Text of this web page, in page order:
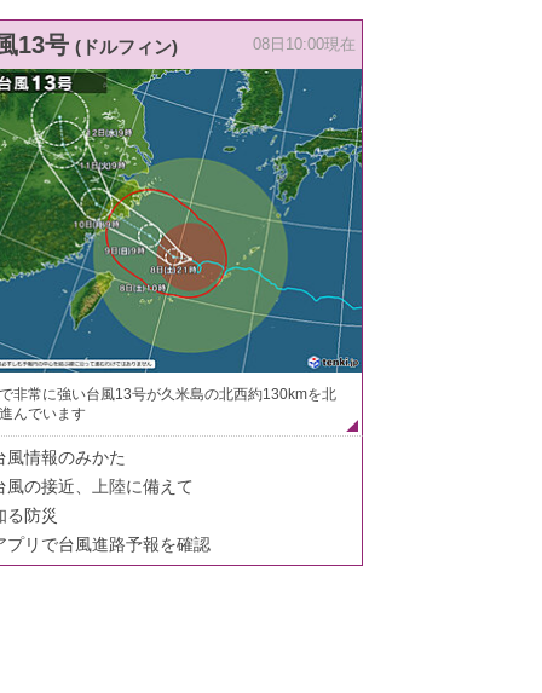
13号 (ドルフィン) 08日10:00現在
非常に強い台風13号が久米島の北西約130kmを北
んでいます
風情報のみかた
風の接近、上陸に備えて
る防災
プリで台風進路予報を確認